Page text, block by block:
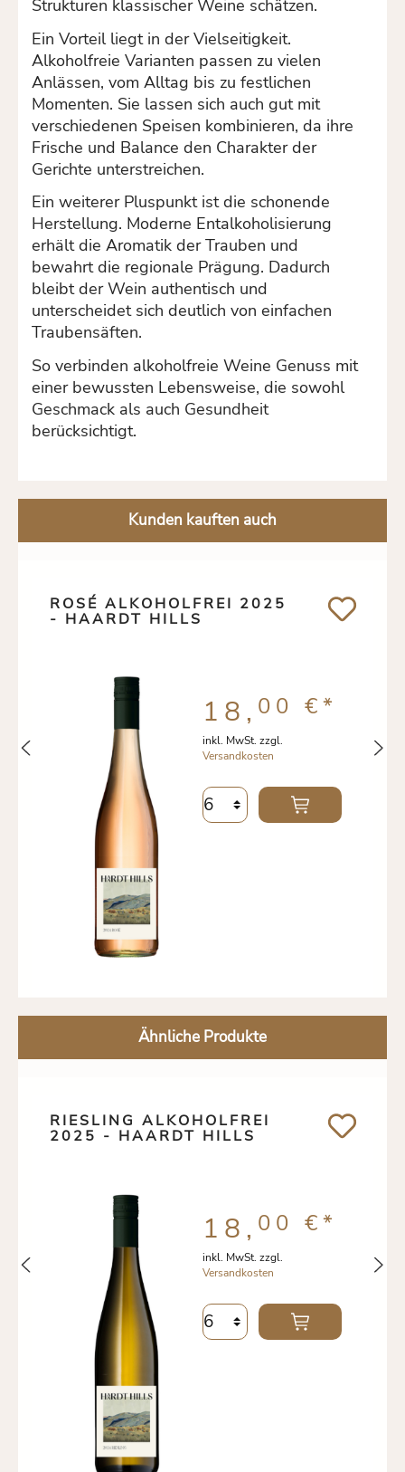
Strukturen klassischer Weine schätzen.
Ein Vorteil liegt in der Vielseitigkeit.
Alkoholfreie Varianten passen zu vielen
Anlässen, vom Alltag bis zu festlichen
Momenten. Sie lassen sich auch gut mit
verschiedenen Speisen kombinieren, da ihre
Frische und Balance den Charakter der
Gerichte unterstreichen.
Ein weiterer Pluspunkt ist die schonende
Herstellung. Moderne Entalkoholisierung
erhält die Aromatik der Trauben und
bewahrt die regionale Prägung. Dadurch
bleibt der Wein authentisch und
unterscheidet sich deutlich von einfachen
Traubensäften.
So verbinden alkoholfreie Weine Genuss mit
einer bewussten Lebensweise, die sowohl
Geschmack als auch Gesundheit
berücksichtigt.
Kunden kauften auch
ROSÉ ALKOHOLFREI 2025
- HAARDT HILLS
inkl. MwSt. zzgl.
Versandkosten
18, 00 €*
Ähnliche Produkte
RIESLING ALKOHOLFREI
2025 - HAARDT HILLS
inkl. MwSt. zzgl.
Versandkosten
18, 00 €*